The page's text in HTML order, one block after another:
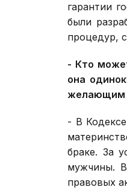
гарантии
были
процедур,
- Кто
она
желающим
- В
браке. За
мужчины.
правовых